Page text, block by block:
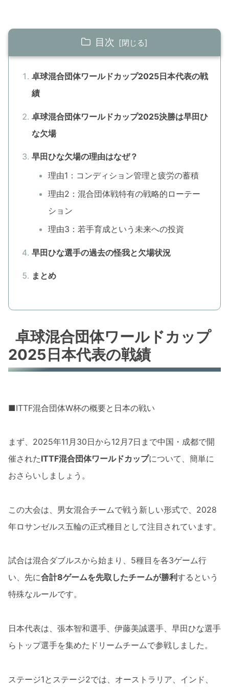
目次
卓球混合団体ワールドカップ2025日本代表の戦
績
卓球混合団体ワールドカップ2025決勝は早田ひ
な欠場
早田ひな欠場の理由はなぜ？
理由1：コンディション管理と疲労の蓄積
理由2：混合団体戦特有の戦略的ローテー
ション
理由3：若手育成という未来への投資
早田ひな選手の過去の怪我と欠場状況
まとめ
卓球混合団体ワールドカップ
2025日本代表の戦績
■ITTF混合団体W杯の概要と日本の戦い
まず、2025年11月30日から12月7日まで中国・成都で開
催されたITTF混合団体ワールドカップについて、簡単に
おさらいしましょう。
この大会は、男女混合チームで戦う新しい形式で、2028
年ロサンゼルス五輪の正式種目として注目されています。
試合は混合ダブルスから始まり、5種目を各3ゲーム行
い、先に合計8ゲームを先取したチームが勝利するという
特殊なルールです。
日本代表は、張本智和選手、伊藤美誠選手、早田ひな選手
らトップ選手を集めたドリームチームで参戦しました。
ステージ1とステージ2では、オーストラリア、インド、